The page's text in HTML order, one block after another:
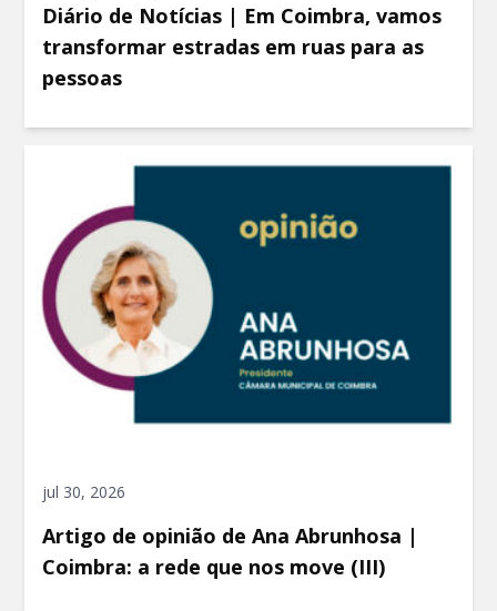
Diário de Notícias | Em Coimbra, vamos
transformar estradas em ruas para as
pessoas
jul 30, 2026
Artigo de opinião de Ana Abrunhosa |
Coimbra: a rede que nos move (III)